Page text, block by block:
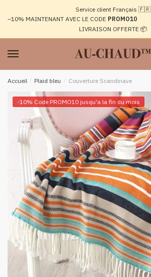
navigation
Service client Français 🇫🇷
–10% MAINTENANT AVEC LE CODE PROMO10
LIVRAISON OFFERTE 📦
Accueil / Plaid bleu / Couverture Scandinave
-10% Code PROMO10 jusqu'a la fin du mois